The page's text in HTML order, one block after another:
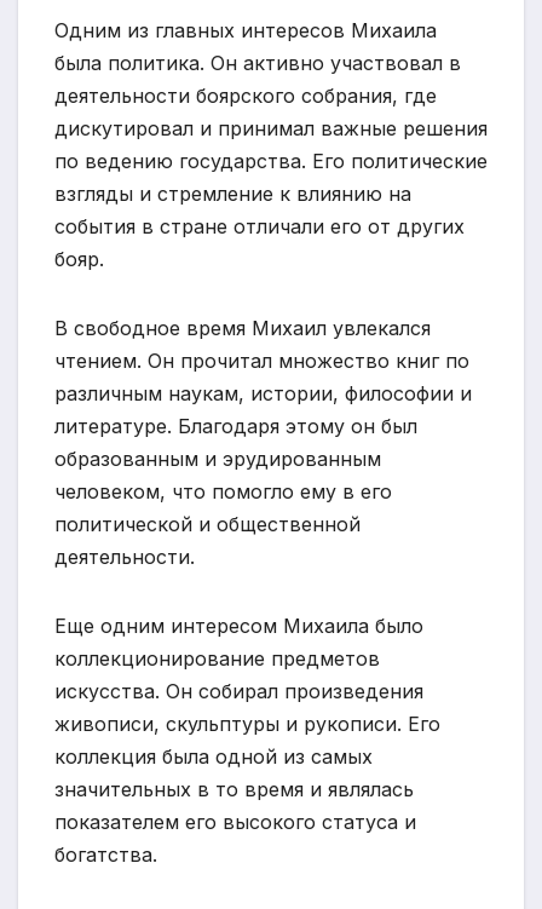
Одним из главных интересов Михаила
была политика. Он активно участвовал в
деятельности боярского собрания, где
дискутировал и принимал важные решения
по ведению государства. Его политические
взгляды и стремление к влиянию на
события в стране отличали его от других
бояр.
В свободное время Михаил увлекался
чтением. Он прочитал множество книг по
различным наукам, истории, философии и
литературе. Благодаря этому он был
образованным и эрудированным
человеком, что помогло ему в его
политической и общественной
деятельности.
Еще одним интересом Михаила было
коллекционирование предметов
искусства. Он собирал произведения
живописи, скульптуры и рукописи. Его
коллекция была одной из самых
значительных в то время и являлась
показателем его высокого статуса и
богатства.